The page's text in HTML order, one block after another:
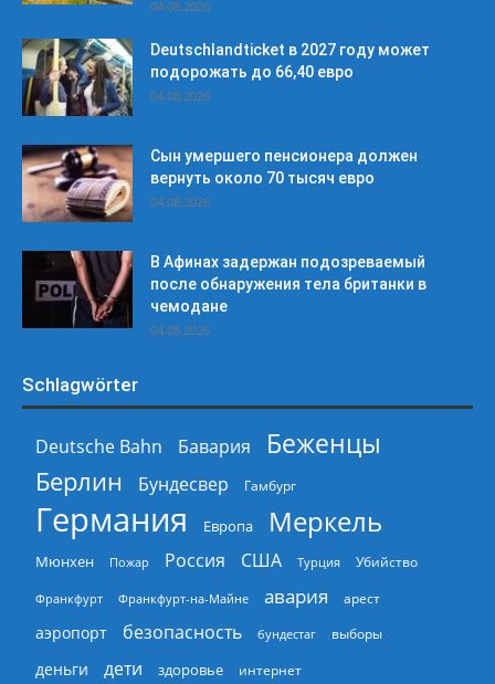
04.08.2026
Deutschlandticket в 2027 году может
подорожать до 66,40 евро
04.08.2026
Сын умершего пенсионера должен
вернуть около 70 тысяч евро
04.08.2026
В Афинах задержан подозреваемый
после обнаружения тела британки в
чемодане
04.08.2026
Schlagwörter
Deutsche Bahn Бавария
Беженцы
Берлин
Бундесвер Гамбург
Германия Европа Меркель
Мюнхен Пожар Россия США Турция Убийство
Франкфурт Франкфурт-на-Майне авария арест
аэропорт безопасность бундестаг выборы
деньги дети здоровье интернет